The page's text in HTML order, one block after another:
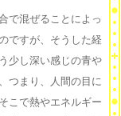
で混ぜることによっ
ですが、そうした経
少し深い感じの青や
つまり、人間の目に
こで熱やエネルギー